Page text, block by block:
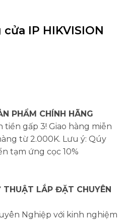
IP HIKVISION
PHẨM CHÍNH HÃNG
tiền gấp 3! Giao hàng miễn
từ 2.000K. Lưu ý: Qúy
tạm ứng cọc 10%
LẮP ĐẶT CHUYÊN
Nghiệp với kinh nghiệm